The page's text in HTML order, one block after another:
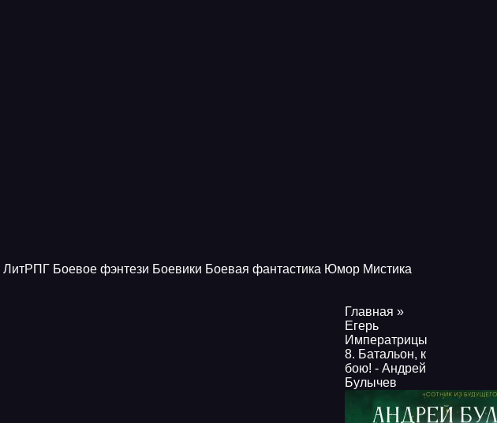
ЛитРПГ Боевое фэнтези Боевики Боевая фантастика Юмор Мистика
Главная »
Егерь
Императрицы
8. Батальон, к
бою! - Андрей
Булычев